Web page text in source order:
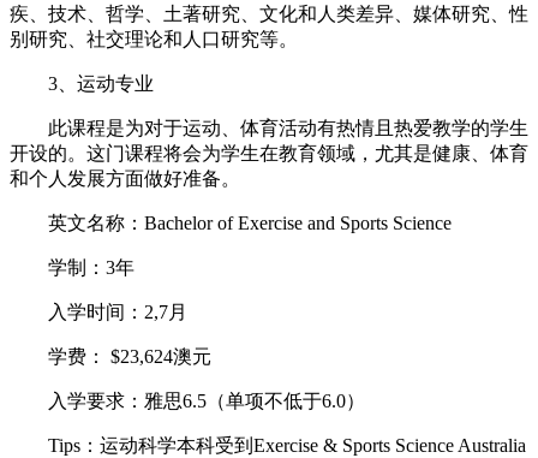
疾、技术、哲学、土著研究、文化和人类差异、媒体研究、性
别研究、社交理论和人口研究等。
3、运动专业
此课程是为对于运动、体育活动有热情且热爱教学的学生
开设的。这门课程将会为学生在教育领域，尤其是健康、体育
和个人发展方面做好准备。
英文名称：Bachelor of Exercise and Sports Science
学制：3年
入学时间：2,7月
学费： $23,624澳元
入学要求：雅思6.5（单项不低于6.0）
Tips：运动科学本科受到Exercise & Sports Science Australia